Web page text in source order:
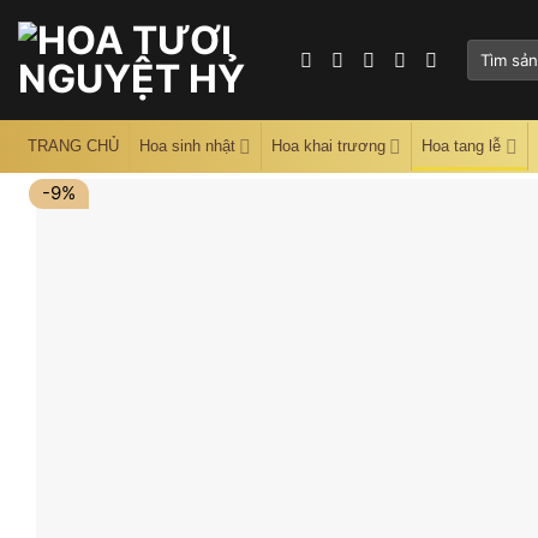
content
Tìm
TRANG CHỦ Hoa sinh nhật Hoa khai trương Hoa tang lễ
-9%